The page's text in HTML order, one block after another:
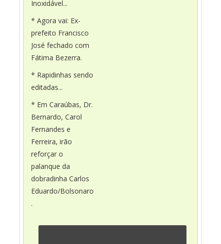
Inoxidável...
* Agora vai: Ex-
prefeito Francisco
José fechado com
Fátima Bezerra.
* Rapidinhas sendo
editadas...
* Em Caraúbas, Dr.
Bernardo, Carol
Fernandes e
Ferreira, irão
reforçar o
palanque da
dobradinha Carlos
Eduardo/Bolsonaro
.